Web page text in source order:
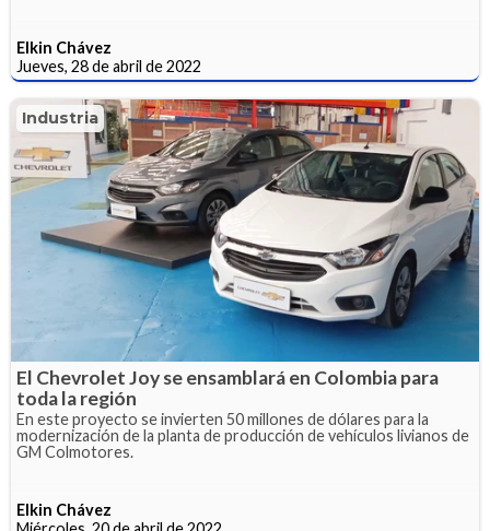
Elkin Chávez
Jueves, 28 de abril de 2022
Industria
El Chevrolet Joy se ensamblará en Colombia para
toda la región
En este proyecto se invierten 50 millones de dólares para la
modernización de la planta de producción de vehículos livianos de
GM Colmotores.
Elkin Chávez